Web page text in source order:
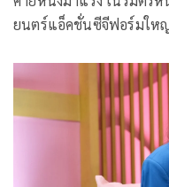
ยนตร์แอ็คชั่นซีจีฟอร์มให
ด้วยโปรดิวเซอร์ ชยพล ปร
มงคล จาก Fatcat